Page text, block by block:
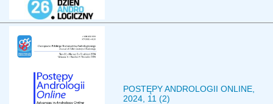
POSTĘPY ANDROLOGII ONLINE,
2024, 11 (2)